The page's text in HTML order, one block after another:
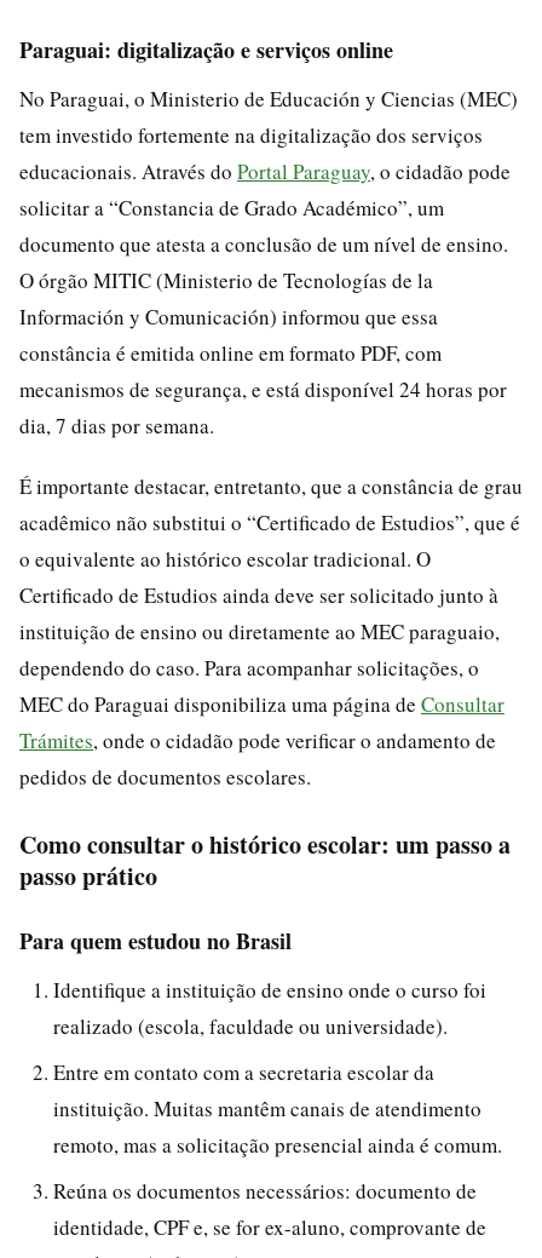
Paraguai: digitalização e serviços online
No Paraguai, o Ministerio de Educación y Ciencias (MEC)
tem investido fortemente na digitalização dos serviços
educacionais. Através do Portal Paraguay, o cidadão pode
solicitar a “Constancia de Grado Académico”, um
documento que atesta a conclusão de um nível de ensino.
O órgão MITIC (Ministerio de Tecnologías de la
Información y Comunicación) informou que essa
constância é emitida online em formato PDF, com
mecanismos de segurança, e está disponível 24 horas por
dia, 7 dias por semana.
É importante destacar, entretanto, que a constância de grau
acadêmico não substitui o “Certificado de Estudios”, que é
o equivalente ao histórico escolar tradicional. O
Certificado de Estudios ainda deve ser solicitado junto à
instituição de ensino ou diretamente ao MEC paraguaio,
dependendo do caso. Para acompanhar solicitações, o
MEC do Paraguai disponibiliza uma página de Consultar
Trámites, onde o cidadão pode verificar o andamento de
pedidos de documentos escolares.
Como consultar o histórico escolar: um passo a
passo prático
Para quem estudou no Brasil
Identifique a instituição de ensino onde o curso foi
realizado (escola, faculdade ou universidade).
Entre em contato com a secretaria escolar da
instituição. Muitas mantêm canais de atendimento
remoto, mas a solicitação presencial ainda é comum.
Reúna os documentos necessários: documento de
identidade, CPF e, se for ex-aluno, comprovante de